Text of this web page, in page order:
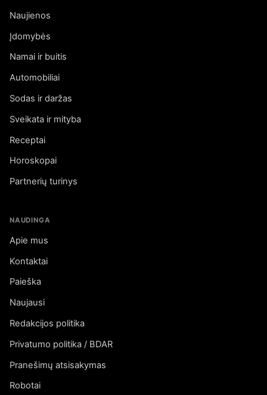
Naujienos
Įdomybės
Namai ir buitis
Automobiliai
Sodas ir daržas
Sveikata ir mityba
Receptai
Horoskopai
Partnerių turinys
NAUDINGA
Apie mus
Kontaktai
Paieška
Naujausi
Redakcijos politika
Privatumo politika / BDAR
Pranešimų atsisakymas
Robotai